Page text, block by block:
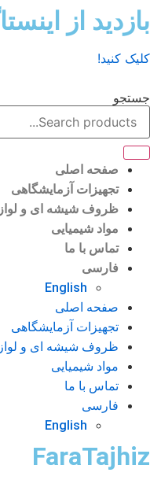
از
کنید!
صفحه اصلی
تجهیزات آزمایشگاهی
ظروف شیشه ای و
مواد شیمیایی
تماس با ما
فارسی
English
صفحه اصلی
تجهیزات آزمایشگاهی
ظروف شیشه ای و
مواد شیمیایی
تماس با ما
فارسی
English